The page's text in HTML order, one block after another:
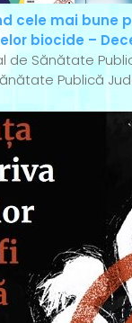
cele mai bune
biocide –
de Sănătate
Publică